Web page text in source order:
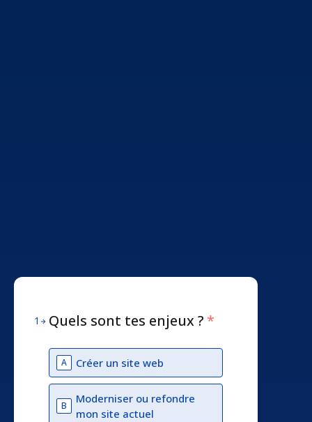
1 Quels sont tes enjeux ? *
A Créer un site web
B
Moderniser ou refondre
mon site actuel